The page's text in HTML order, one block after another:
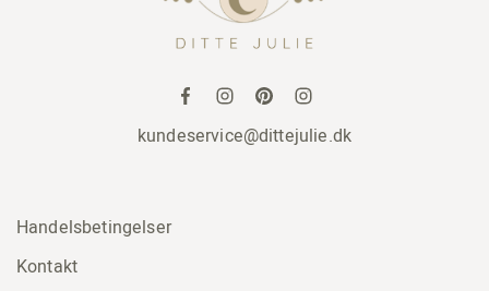
kundeservice@dittejulie.dk
Handelsbetingelser
Kontakt